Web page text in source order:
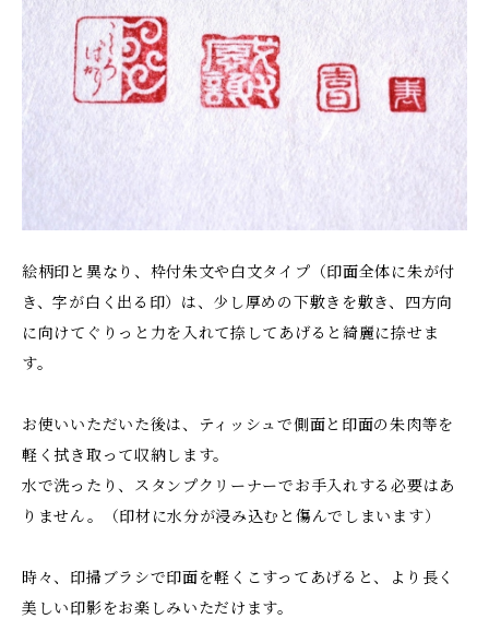
絵柄印と異なり、枠付朱文や白文タイプ（印面全体に朱が付
き、字が白く出る印）は、少し厚めの下敷きを敷き、四方向
に向けてぐりっと力を入れて捺してあげると綺麗に捺せま
す。
お使いいただいた後は、ティッシュで側面と印面の朱肉等を
軽く拭き取って収納します。
水で洗ったり、スタンプクリーナーでお手入れする必要はあ
りません。（印材に水分が浸み込むと傷んでしまいます）
時々、印掃ブラシで印面を軽くこすってあげると、より長く
美しい印影をお楽しみいただけます。